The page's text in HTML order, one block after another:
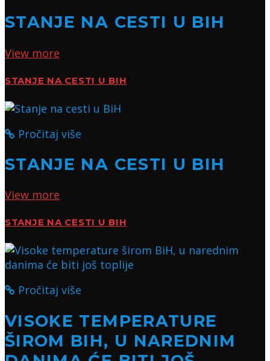
STANJE NA CESTI U BIH
View more
STANJE NA CESTI U BIH
Pročitaj više
STANJE NA CESTI U BIH
View more
STANJE NA CESTI U BIH
Pročitaj više
VISOKE TEMPERATURE
ŠIROM BIH, U NAREDNIM